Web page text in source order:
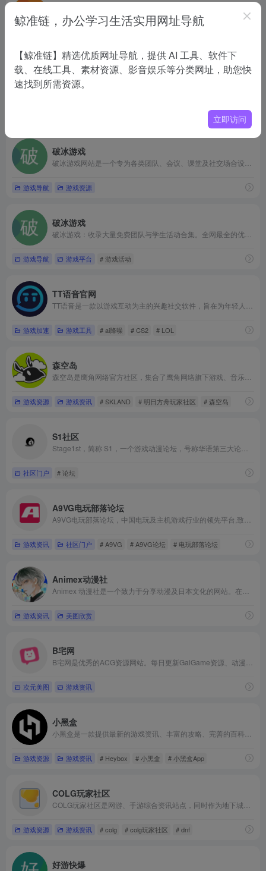
网易云游戏是网易游戏官方推出的云游戏平台，兼容性高，画面渲染能力强，低配手机电脑也能流畅运行不掉帧不卡顿。海量热门手机游戏、端游一键免下载游玩，支持游玩安卓手游电脑版、手游网页版、端游手机版多平台跨端游玩。
KKYX-单机游戏仓库
破冰游戏
游戏导航 游戏资源
破冰游戏
游戏导航 游戏平台 # 游戏活动
TT语音官网
游戏加速 游戏工具 # ai降噪 # CS2 # LOL
森空岛
游戏资源 游戏资讯 # SKLAND # 明日方舟玩家社区 # 森空岛
S1社区
社区门户 # 论坛
A9VG电玩部落论坛
游戏资讯 社区门户 # A9VG # A9VG论坛 # 电玩部落论坛
Animex动漫社
游戏资讯 美图欣赏
B宅网
次元美图 游戏资讯
小黑盒
游戏资源 游戏资讯 # Heybox # 小黑盒 # 小黑盒App
COLG玩家社区
游戏资源 游戏资讯 # colg # colg玩家社区 # dnf
好游快爆
鲸准链，办公学习生活实用网址导航
【鲸准链】精选优质网址导航，提供 AI 工具、软件下
载、在线工具、素材资源、影音娱乐等分类网址，助您快
速找到所需资源。
立即访问